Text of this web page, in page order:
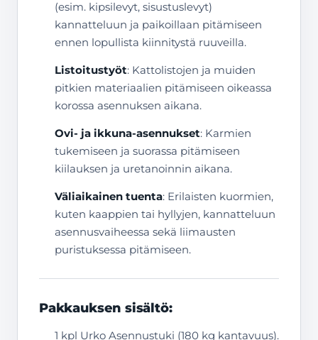
(esim. kipsilevyt, sisustuslevyt)
kannatteluun ja paikoillaan pitämiseen
ennen lopullista kiinnitystä ruuveilla.
Listoitustyöt: Kattolistojen ja muiden
pitkien materiaalien pitämiseen oikeassa
korossa asennuksen aikana.
Ovi- ja ikkuna-asennukset: Karmien
tukemiseen ja suorassa pitämiseen
kiilauksen ja uretanoinnin aikana.
Väliaikainen tuenta: Erilaisten kuormien,
kuten kaappien tai hyllyjen, kannatteluun
asennusvaiheessa sekä liimausten
puristuksessa pitämiseen.
Pakkauksen sisältö:
1 kpl Urko Asennustuki (180 kg kantavuus).